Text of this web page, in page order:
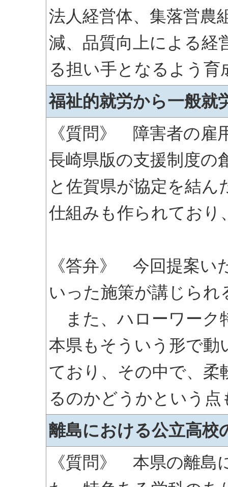
法人経営体、集落営農
減、品質向上による経
る担い手となるよう育
福祉的就労から一般就
《質問》 障害者の雇
長崎県版の支援制度の
と佐賀県が協定を結
仕組みも作られており
《答弁》 今回提案い
いった施策が講じら
また、ハローワーク
本県もそういう形で動
ており、その中で、
るのかどうかという
離島における公立高校
《質問》 本県の離島